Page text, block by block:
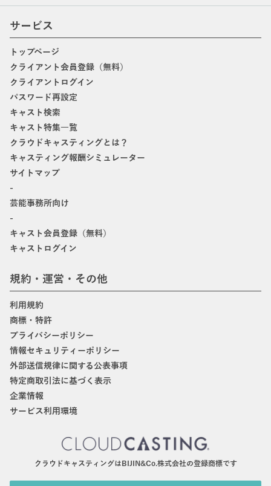
サービス
トップページ
クライアント会員登録（無料）
クライアントログイン
パスワード再設定
キャスト検索
キャスト特集一覧
クラウドキャスティングとは？
キャスティング報酬シミュレーター
サイトマップ
-
芸能事務所向け
-
キャスト会員登録（無料）
キャストログイン
規約・運営・その他
利用規約
商標・特許
プライバシーポリシー
情報セキュリティーポリシー
外部送信規律に関する公表事項
特定商取引法に基づく表示
企業情報
サービス利用環境
クラウドキャスティングはBIJIN&Co.株式会社の登録商標です